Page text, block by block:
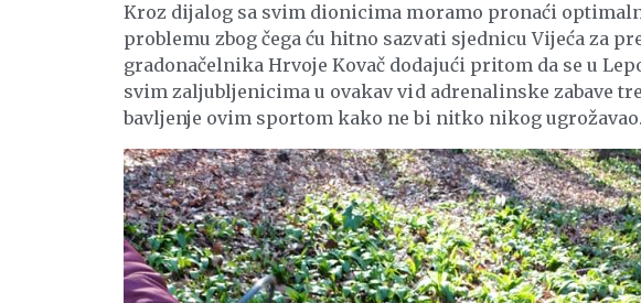
Kroz dijalog sa svim dionicima moramo pronaći
problemu zbog čega ću hitno sazvati sjednicu Vijeća za
gradonačelnika Hrvoje Kovač dodajući pritom da se u
svim zaljubljenicima u ovakav vid adrenalinske zabave
bavljenje ovim sportom kako ne bi nitko nikog ugrožavao.